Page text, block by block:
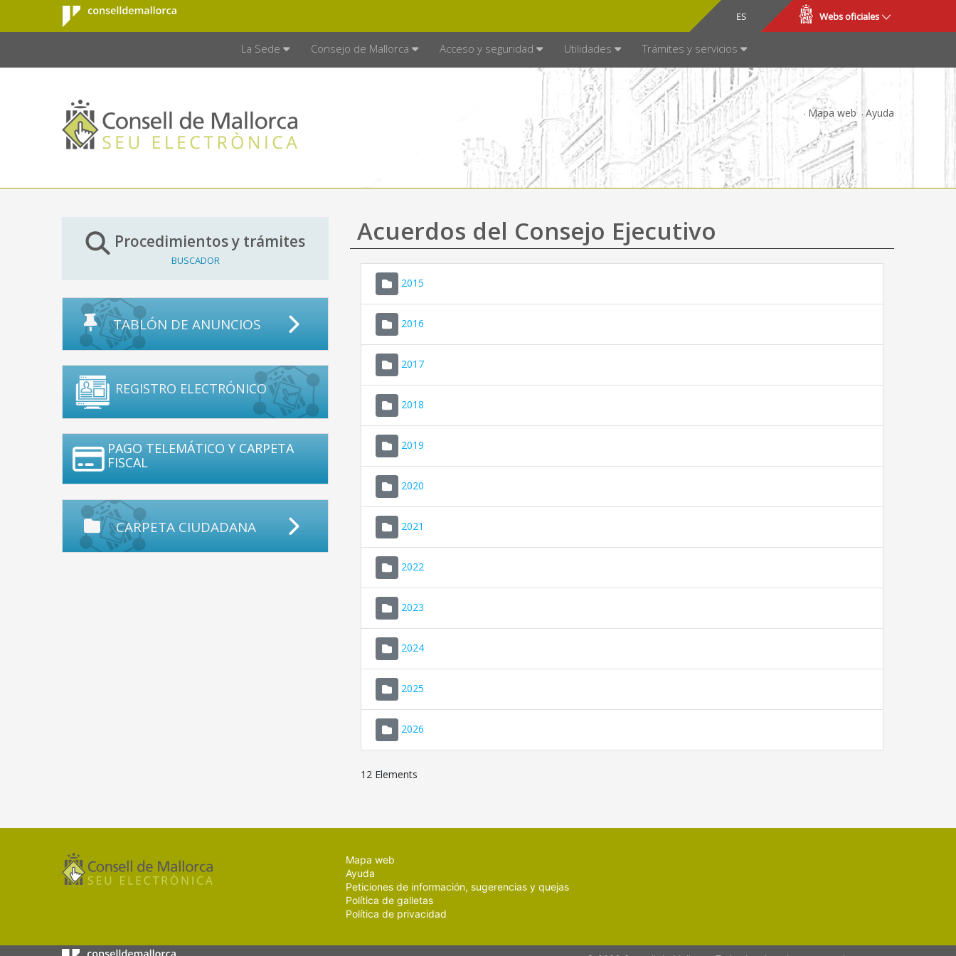
Saltar al contenido principal
Consell de
Mallorca
ES
CA Webs oficiales
La Sede Consejo de Mallorca Acceso y seguridad Utilidades Trámites y servicios
Mapa web Ayuda
Procedimientos y trámites
BUSCADOR
TABLÓN DE ANUNCIOS
REGISTRO ELECTRÓNICO
PAGO TELEMÁTICO Y CARPETA
FISCAL
CARPETA CIUDADANA
Acuerdos del Consejo Ejecutivo
2015
2016
2017
2018
2019
2020
2021
2022
2023
2024
2025
2026
12 Elements
Mapa web
Ayuda
Peticiones de información, sugerencias y quejas
Política de galletas
Política de privacidad